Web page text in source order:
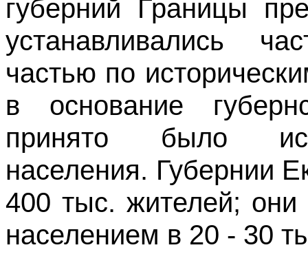
губерний Границы
устанавливались
частью по
в основание
принято было
населения. Губернии
400 тыс. жителей; они
населением в 20 - 30